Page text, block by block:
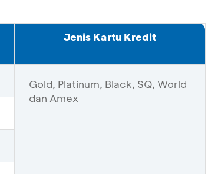
Jenis Kartu Kredit
Gold, Platinum, Black, SQ, World
dan Amex